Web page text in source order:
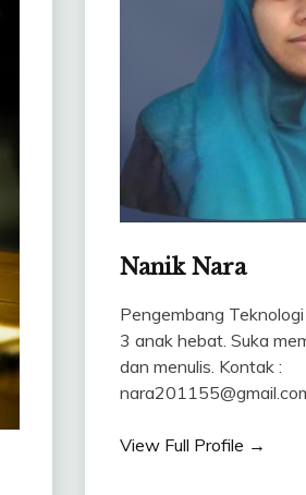
Nanik Nara
Pengembang
3 anak hebat. Suka
dan menulis. Kontak :
View Full Profile →